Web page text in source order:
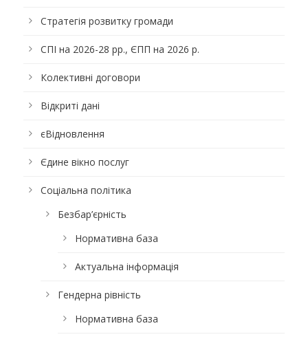
Стратегія розвитку громади
СПІ на 2026-28 рр., ЄПП на 2026 р.
Колективні договори
Відкриті дані
єВідновлення
Єдине вікно послуг
Соціальна політика
Безбар’єрність
Нормативна база
Актуальна інформація
Гендерна рівність
Нормативна база